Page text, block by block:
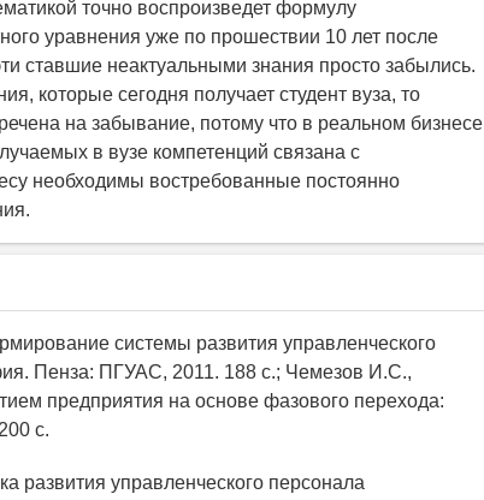
точно воспроизведет формулу
уравнения уже по прошествии 10 лет после
ставшие неактуальными знания просто забылись.
которые сегодня получает студент вуза, то
на забывание, потому что в реальном бизнесе
в вузе компетенций связана с
необходимы востребованные постоянно
системы развития управленческого
Пенза: ПГУАС, 2011. 188 с.; Чемезов И.С.,
предприятия на основе фазового перехода:
с.
развития управленческого персонала